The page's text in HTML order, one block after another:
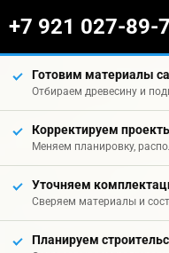
+7 921 027-89-
Готовим материалы
Отбираем древесину и
Корректируем
Меняем планировку,
Уточняем
Сверяем материалы и
Планируем